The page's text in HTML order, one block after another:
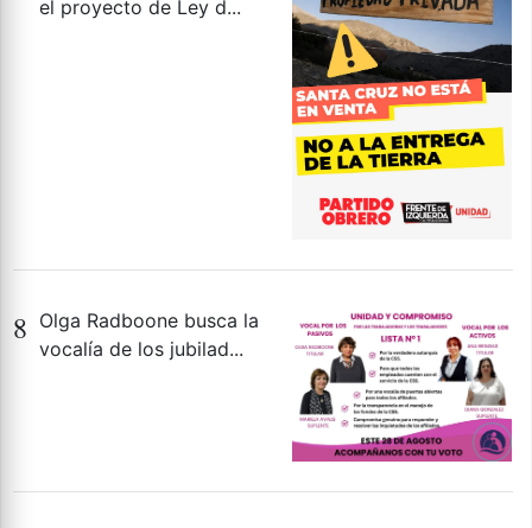
el proyecto de Ley d...
8 Olga Radboone busca la
vocalía de los jubilad...